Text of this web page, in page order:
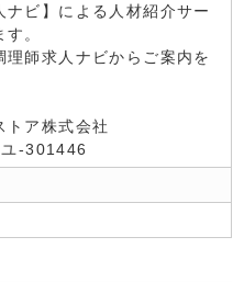
ビ】による人材紹介サー
。
師求人ナビからご案内を
トア株式会社
ユ-301446